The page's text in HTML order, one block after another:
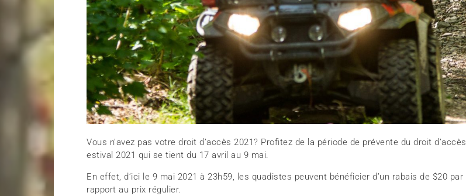
Vous n’avez pas votre droit d’accès 2021? Profitez de la période de prévente du droit d’accès
estival 2021 qui se tient du 17 avril au 9 mai.
En effet, d’ici le 9 mai 2021 à 23h59, les quadistes peuvent bénéficier d’un rabais de $20 par
rapport au prix régulier.